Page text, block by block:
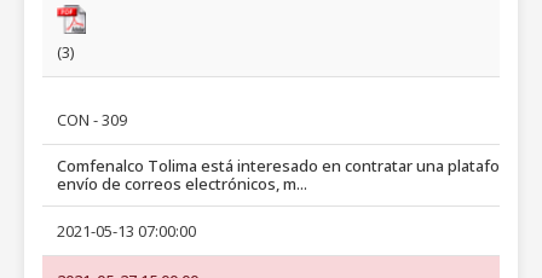
(3)
CON - 309
Comfenalco Tolima está interesado en contratar una plataforma
envío de correos electrónicos, m...
2021-05-13 07:00:00